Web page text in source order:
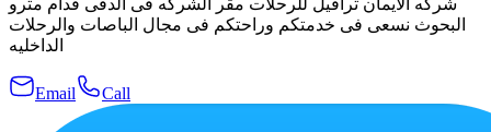
البحوث نسعى فى خدمتكم وراحتكم فى مجال الباصات والرحلات
الداخليه
Email Call